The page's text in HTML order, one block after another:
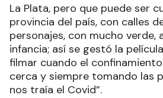
La Plata, pero que puede ser
provincia del país, con calles
personajes, con mucho verde,
infancia; así se gestó la
filmar cuando el
cerca y siempre tomando las
nos traía el Covid”.